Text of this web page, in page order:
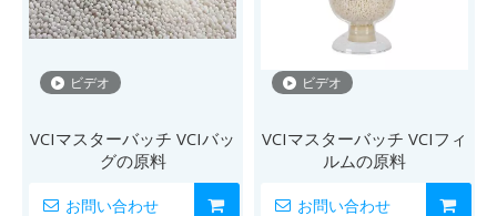
ビデオ
VCIマスターバッチ VCIバッ
グの原料
お問い合わせ
ビデオ
VCIマスターバッチ VCIフィ
ルムの原料
お問い合わせ